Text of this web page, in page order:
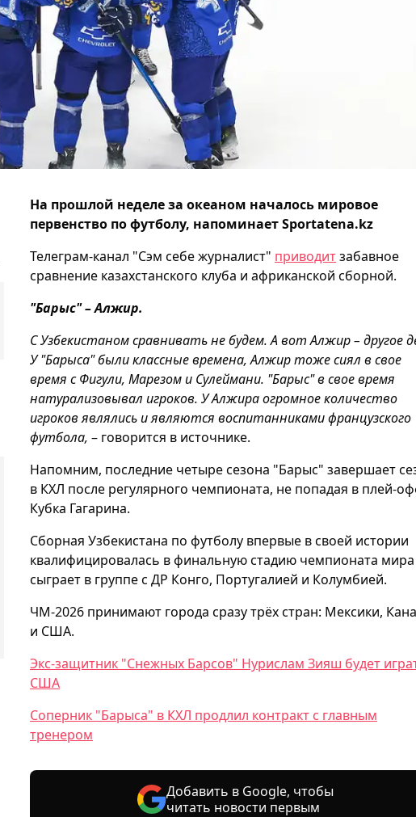
На прошлой неделе за океаном началось мировое
первенство по футболу, напоминает Sportatena.kz
Телеграм-канал "Сэм себе журналист" приводитзабавное
сравнение казахстанского клуба и африканской сборной.
"Барыс" – Алжир.
С Узбекистаном сравнивать не будем. А вот Алжир – другое
У "Барыса" были классные времена, Алжир тоже сиял в свое
время с Фигули, Марезом и Сулеймани. "Барыс" в свое время
натурализовывал игроков. У Алжира огромное количество
игроков являлись и являются воспитанниками французского
футбола, – говорится в источнике.
Напомним, последние четыре сезона "Барыс" завершает
в КХЛ после регулярного чемпионата, не попадая в плей-
Кубка Гагарина.
Сборная Узбекистана по футболу впервые в своей истории
квалифицировалась в финальную стадию чемпионата
сыграет в группе с ДР Конго, Португалией и Колумбией.
ЧМ-2026 принимают города сразу трёх стран: Мексики,
и США.
Экс-защитник "Снежных Барсов" Нурислам Зияш будет
США
Соперник "Барыса" в КХЛ продлил контракт с главным
тренером
Добавить в Google, чтобы
читать новости первым